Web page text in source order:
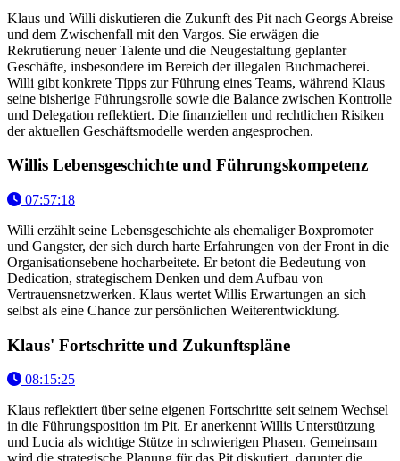
Klaus und Willi diskutieren die Zukunft des Pit nach Georgs Abreise
und dem Zwischenfall mit den Vargos. Sie erwägen die
Rekrutierung neuer Talente und die Neugestaltung geplanter
Geschäfte, insbesondere im Bereich der illegalen Buchmacherei.
Willi gibt konkrete Tipps zur Führung eines Teams, während Klaus
seine bisherige Führungsrolle sowie die Balance zwischen Kontrolle
und Delegation reflektiert. Die finanziellen und rechtlichen Risiken
der aktuellen Geschäftsmodelle werden angesprochen.
Willis Lebensgeschichte und Führungskompetenz
07:57:18
Willi erzählt seine Lebensgeschichte als ehemaliger Boxpromoter
und Gangster, der sich durch harte Erfahrungen von der Front in die
Organisationsebene hocharbeitete. Er betont die Bedeutung von
Dedication, strategischem Denken und dem Aufbau von
Vertrauensnetzwerken. Klaus wertet Willis Erwartungen an sich
selbst als eine Chance zur persönlichen Weiterentwicklung.
Klaus' Fortschritte und Zukunftspläne
08:15:25
Klaus reflektiert über seine eigenen Fortschritte seit seinem Wechsel
in die Führungsposition im Pit. Er anerkennt Willis Unterstützung
und Lucia als wichtige Stütze in schwierigen Phasen. Gemeinsam